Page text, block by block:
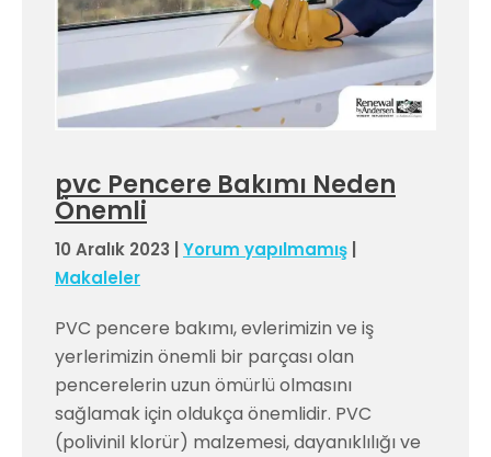
pvc Pencere Bakımı Neden
Önemli
10 Aralık 2023 Yorum yapılmamış
Makaleler
PVC pencere bakımı, evlerimizin ve iş
yerlerimizin önemli bir parçası olan
pencerelerin uzun ömürlü olmasını
sağlamak için oldukça önemlidir. PVC
(polivinil klorür) malzemesi, dayanıklılığı ve